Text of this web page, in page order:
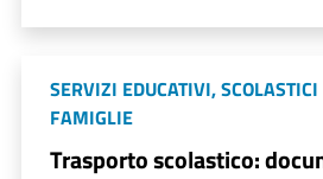
SERVIZI EDUCATIVI,
FAMIGLIE
Trasporto scolastico: